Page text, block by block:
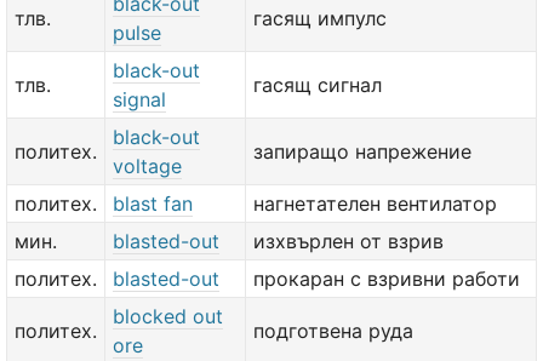
тлв.
pulse
гасящ импулс
тлв.
black-out
signal
гасящ сигнал
политех.
black-out
voltage
запиращо напрежение
политех. blast fan
нагнетателен вентилатор
мин.
blasted-out
изхвърлен от взрив
политех.
blasted-out прокаран с взривни работи
политех.
blocked out
ore
подготвена руда